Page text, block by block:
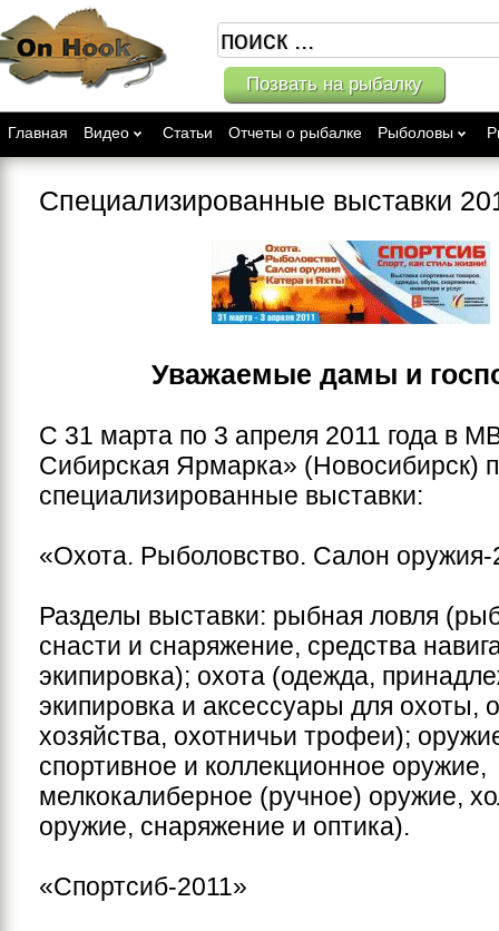
Позвать на рыбалку
Главная Видео Статьи Отчеты о рыбалке Рыболовы
Специализированные выставки
Уважаемые дамы и
С 31 марта по 3 апреля 2011 года в
Сибирская Ярмарка» (Новосибирск)
специализированные выставки:
«Охота. Рыболовство. Салон оружия-
Разделы выставки: рыбная ловля
снасти и снаряжение, средства
экипировка); охота (одежда,
экипировка и аксессуары для охоты,
хозяйства, охотничьи трофеи);
спортивное и коллекционное оружие,
мелкокалиберное (ручное) оружие,
оружие, снаряжение и оптика).
«Спортсиб-2011»